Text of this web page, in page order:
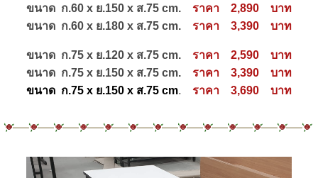
ขนาด ก.60 x ย.150 x ส.75 cm. ราคา 2,890 บาท
ขนาด ก.60 x ย.180 x ส.75 cm. ราคา 3,390 บาท
ขนาด ก.75 x ย.120 x ส.75 cm. ราคา 2,590 บาท
ขนาด ก.75 x ย.150 x ส.75 cm. ราคา 3,390 บาท
ขนาด ก.75 x ย.150 x ส.75 cm. ราคา 3,690 บาท